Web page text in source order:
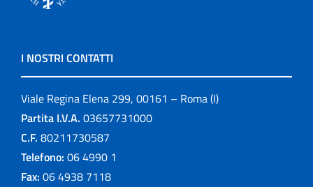
I NOSTRI CONTATTI
Viale Regina Elena 299, 00161 – Roma (I)
Partita I.V.A. 03657731000
C.F. 80211730587
Telefono: 06 4990 1
Fax: 06 4938 7118